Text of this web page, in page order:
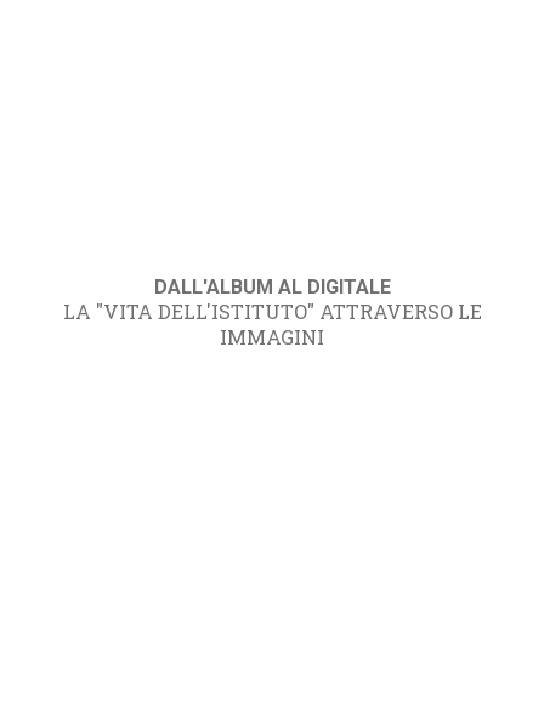
DALL'ALBUM AL DIGITALE
LA "VITA DELL'ISTITUTO" ATTRAVERSO LE
IMMAGINI